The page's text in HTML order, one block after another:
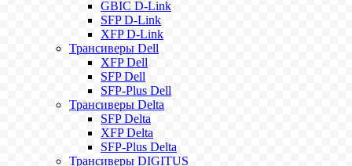
GBIC D-Link
SFP D-Link
XFP D-Link
Трансиверы Dell
XFP Dell
SFP Dell
SFP-Plus Dell
Трансиверы Delta
SFP Delta
XFP Delta
SFP-Plus Delta
Трансиверы DIGITUS